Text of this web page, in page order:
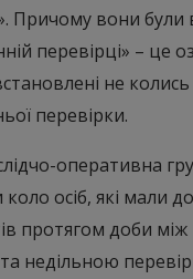
Причому вони були
перевірці» – це
не
перевірки.
оперативна
осіб, які мали
протягом доби між
недільною